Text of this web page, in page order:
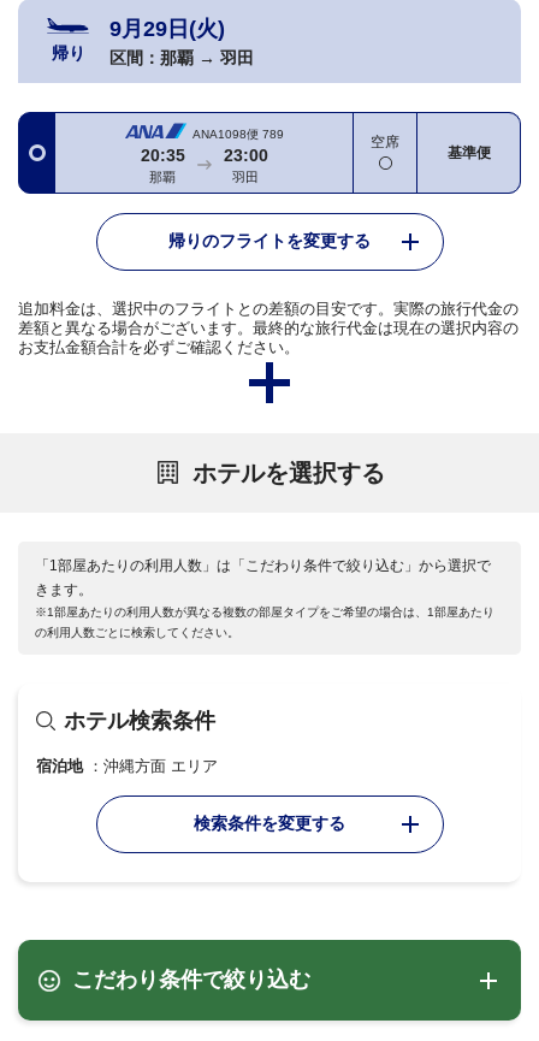
帰り
9月29日(火)
区間： 那覇 → 羽田
ANA1098便 789
20:35
那覇
23:00
羽田
空席
基準便
帰りのフライトを変更する
追加料金は、選択中のフライトとの差額の目安です。実際の旅行代金の
差額と異なる場合がございます。最終的な旅行代金は現在の選択内容の
お支払金額合計を必ずご確認ください。
ホテルを選択する
「1部屋あたりの利用人数」は「こだわり条件で絞り込む」から選択で
きます。
※1部屋あたりの利用人数が異なる複数の部屋タイプをご希望の場合は、1部屋あたり
の利用人数ごとに検索してください。
ホテル検索条件
宿泊地 沖縄方面 エリア
検索条件を変更する
こだわり条件で絞り込む